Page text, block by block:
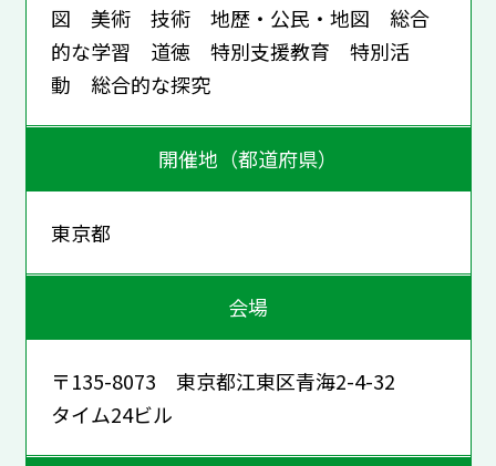
図 美術 技術 地歴・公民・地図 総合
的な学習 道徳 特別支援教育 特別活
動 総合的な探究
開催地（都道府県）
東京都
会場
〒135-8073 東京都江東区青海2-4-32
タイム24ビル